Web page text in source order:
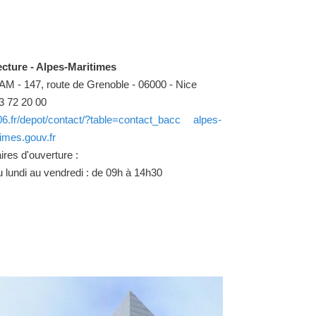
- Alpes-Maritimes
- 147, route de Grenoble - 06000 - Nice
72 20 00
depot/contact/?table=contact_bacc
alpes-
d'ouverture :
lundi au vendredi : de 09h à 14h30